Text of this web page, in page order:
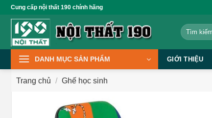
qua
dung
Cung cấp nội thất 190 chính hãng
Tìm
kiếm:
DANH MỤC SẢN PHẨM GIỚI THIỆU
Trang chủ / Ghế học sinh